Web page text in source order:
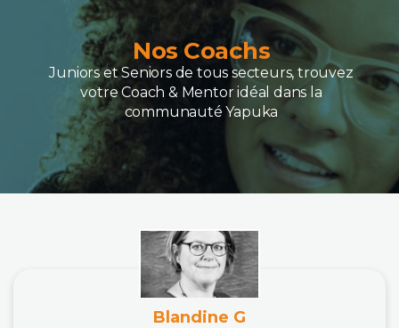
Nos Coachs
Juniors et Seniors de tous secteurs, trouvez
votre Coach & Mentor idéal dans la
communauté Yapuka
Blandine G